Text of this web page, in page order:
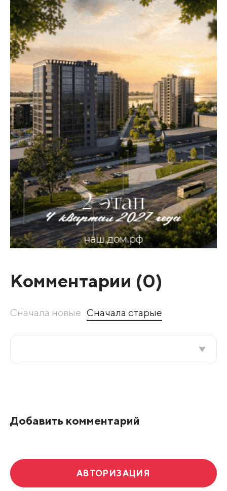
Комментарии (0)
Сначала новые Сначала старые
Добавить комментарий
АВТОРИЗАЦИЯ